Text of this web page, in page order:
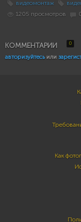
видеомонтаж
1205 просмотров
КОММЕНТАРИИ 0
авторизуйтесьили
Как